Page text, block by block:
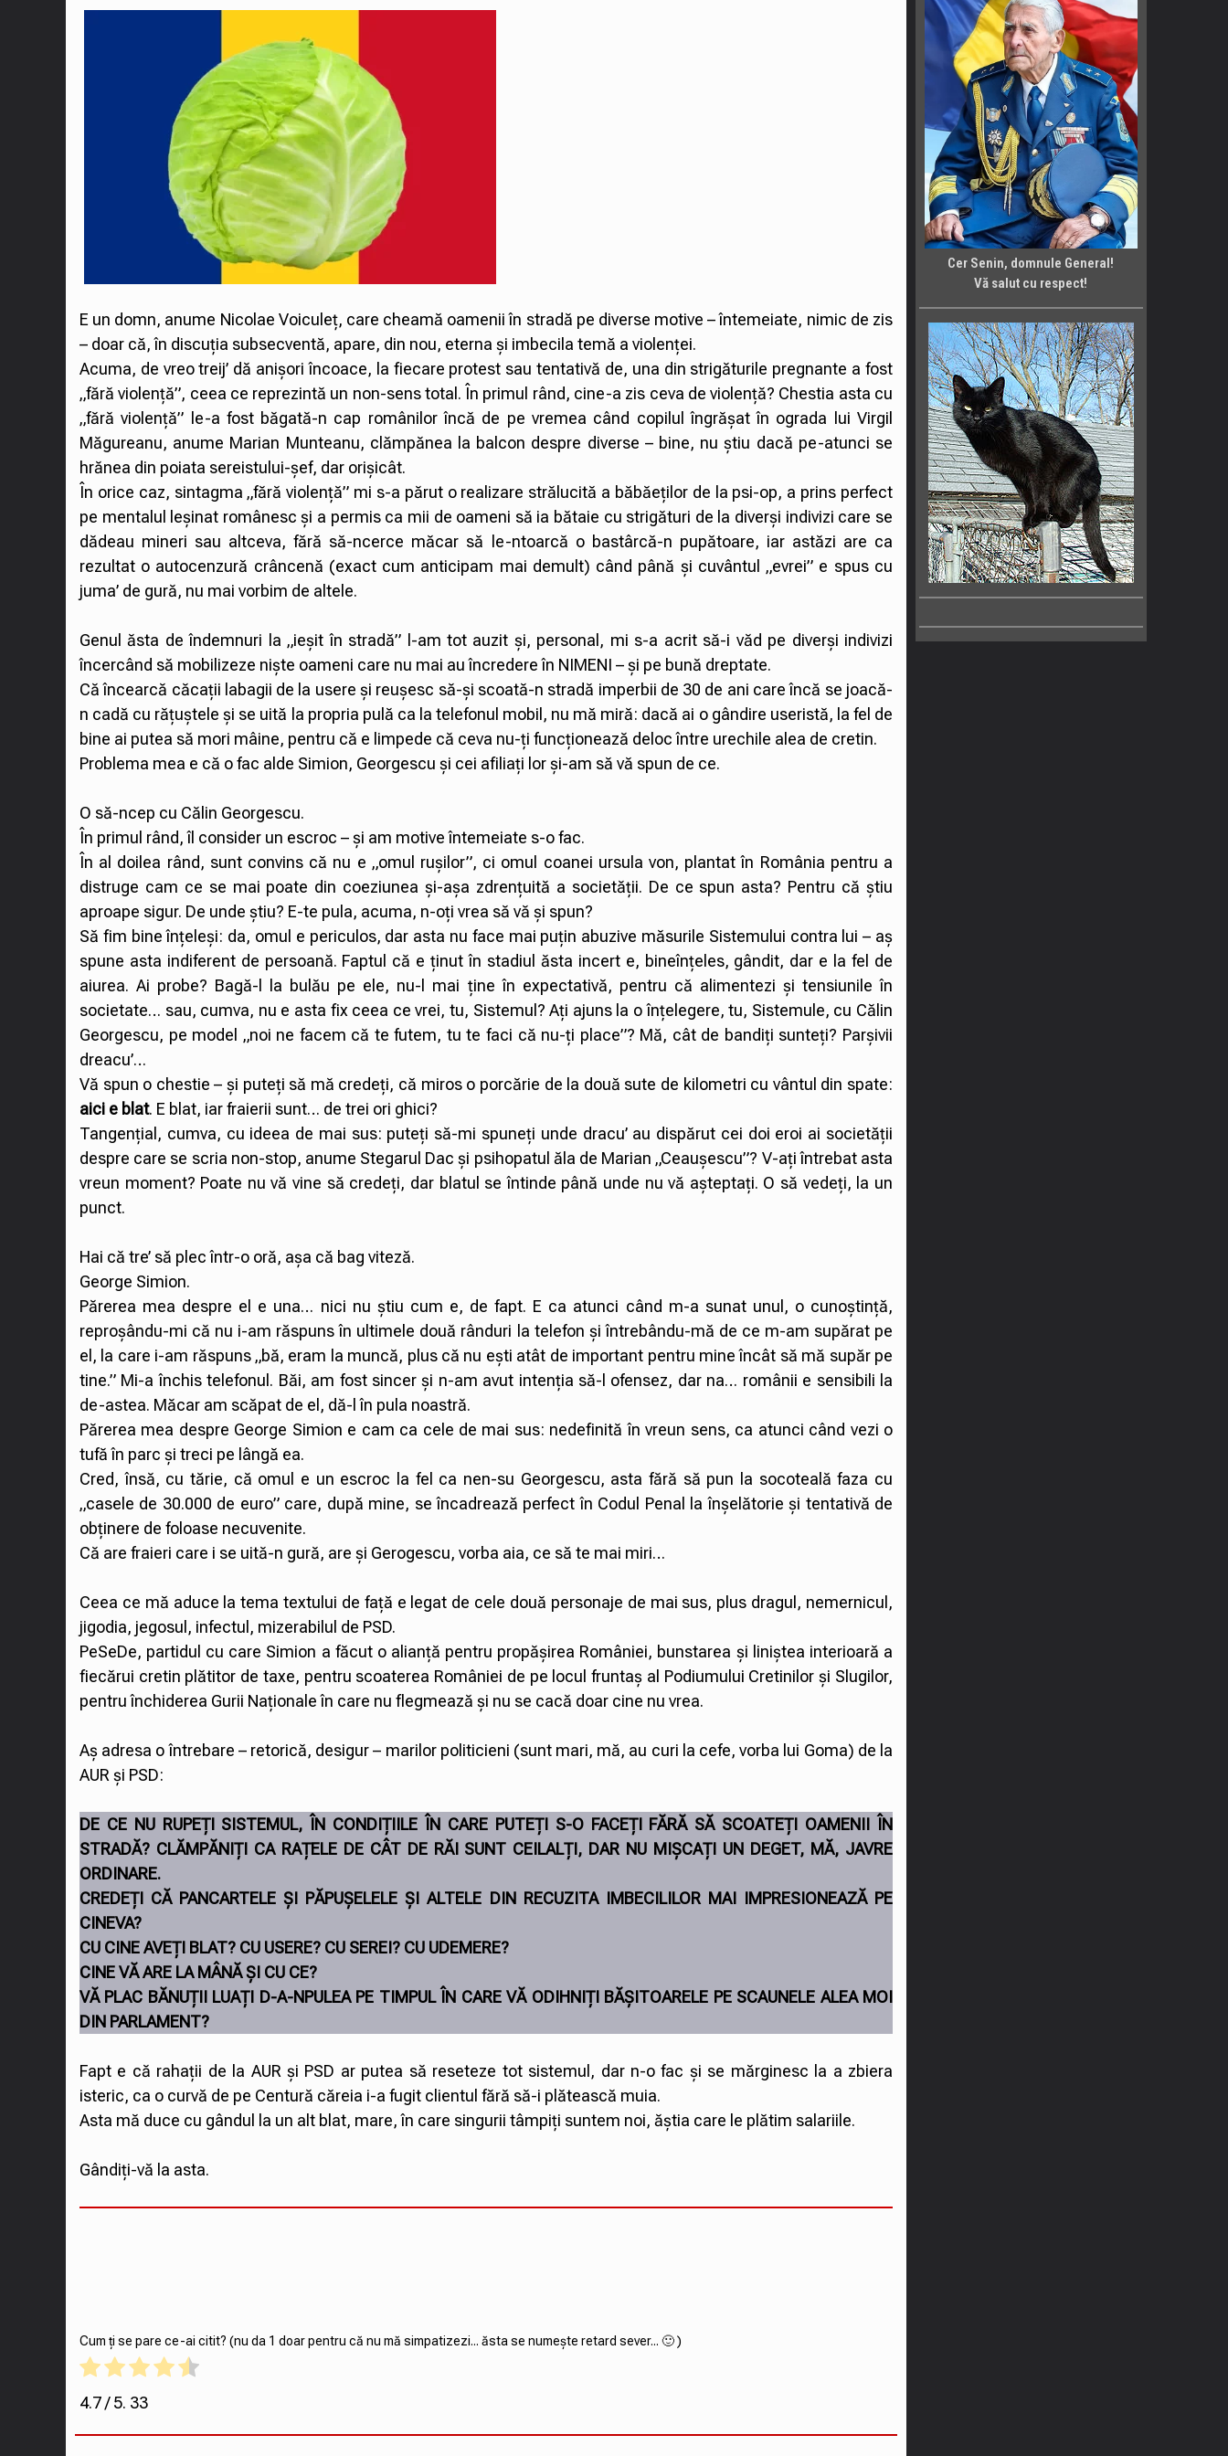
E un domn, anume Nicolae Voiculeț, care cheamă oamenii în stradă pe diverse motive – întemeiate, nimic de zis
– doar că, în discuția subsecventă, apare, din nou, eterna și imbecila temă a violenței.
Acuma, de vreo treij’ dă anișori încoace, la fiecare protest sau tentativă de, una din strigăturile pregnante a fost
„fără violență”, ceea ce reprezintă un non-sens total. În primul rând, cine-a zis ceva de violență? Chestia asta cu
„fără violență” le-a fost băgată-n cap românilor încă de pe vremea când copilul îngrășat în ograda lui Virgil
Măgureanu, anume Marian Munteanu, clămpănea la balcon despre diverse – bine, nu știu dacă pe-atunci se
hrănea din poiata sereistului-șef, dar orișicât.
În orice caz, sintagma „fără violență” mi s-a părut o realizare strălucită a băbăeților de la psi-op, a prins perfect
pe mentalul leșinat românesc și a permis ca mii de oameni să ia bătaie cu strigături de la diverși indivizi care se
dădeau mineri sau altceva, fără să-ncerce măcar să le-ntoarcă o bastârcă-n pupătoare, iar astăzi are ca
rezultat o autocenzură crâncenă (exact cum anticipam mai demult) când până și cuvântul „evrei” e spus cu
juma’ de gură, nu mai vorbim de altele.
Genul ăsta de îndemnuri la „ieșit în stradă” l-am tot auzit și, personal, mi s-a acrit să-i văd pe diverși indivizi
încercând să mobilizeze niște oameni care nu mai au încredere în NIMENI – și pe bună dreptate.
Că încearcă căcații labagii de la usere și reușesc să-și scoată-n stradă imperbii de 30 de ani care încă se joacă-
n cadă cu rățuștele și se uită la propria pulă ca la telefonul mobil, nu mă miră: dacă ai o gândire useristă, la fel de
bine ai putea să mori mâine, pentru că e limpede că ceva nu-ți funcționează deloc între urechile alea de cretin.
Problema mea e că o fac alde Simion, Georgescu și cei afiliați lor și-am să vă spun de ce.
O să-ncep cu Călin Georgescu.
În primul rând, îl consider un escroc – și am motive întemeiate s-o fac.
În al doilea rând, sunt convins că nu e „omul rușilor”, ci omul coanei ursula von, plantat în România pentru a
distruge cam ce se mai poate din coeziunea și-așa zdrențuită a societății. De ce spun asta? Pentru că știu
aproape sigur. De unde știu? E-te pula, acuma, n-oți vrea să vă și spun?
Să fim bine înțeleși: da, omul e periculos, dar asta nu face mai puțin abuzive măsurile Sistemului contra lui – aș
spune asta indiferent de persoană. Faptul că e ținut în stadiul ăsta incert e, bineînțeles, gândit, dar e la fel de
aiurea. Ai probe? Bagă-l la bulău pe ele, nu-l mai ține în expectativă, pentru că alimentezi și tensiunile în
societate… sau, cumva, nu e asta fix ceea ce vrei, tu, Sistemul? Ați ajuns la o înțelegere, tu, Sistemule, cu Călin
Georgescu, pe model „noi ne facem că te futem, tu te faci că nu-ți place”? Mă, cât de bandiți sunteți? Parșivii
dreacu’…
Vă spun o chestie – și puteți să mă credeți, că miros o porcărie de la două sute de kilometri cu vântul din spate:
aici e blat. E blat, iar fraierii sunt… de trei ori ghici?
Tangențial, cumva, cu ideea de mai sus: puteți să-mi spuneți unde dracu’ au dispărut cei doi eroi ai societății
despre care se scria non-stop, anume Stegarul Dac și psihopatul ăla de Marian „Ceaușescu”? V-ați întrebat asta
vreun moment? Poate nu vă vine să credeți, dar blatul se întinde până unde nu vă așteptați. O să vedeți, la un
punct.
Hai că tre’ să plec într-o oră, așa că bag viteză.
George Simion.
Părerea mea despre el e una… nici nu știu cum e, de fapt. E ca atunci când m-a sunat unul, o cunoștință,
reproșându-mi că nu i-am răspuns în ultimele două rânduri la telefon și întrebându-mă de ce m-am supărat pe
el, la care i-am răspuns „bă, eram la muncă, plus că nu ești atât de important pentru mine încât să mă supăr pe
tine.” Mi-a închis telefonul. Băi, am fost sincer și n-am avut intenția să-l ofensez, dar na… românii e sensibili la
de-astea. Măcar am scăpat de el, dă-l în pula noastră.
Părerea mea despre George Simion e cam ca cele de mai sus: nedefinită în vreun sens, ca atunci când vezi o
tufă în parc și treci pe lângă ea.
Cred, însă, cu tărie, că omul e un escroc la fel ca nen-su Georgescu, asta fără să pun la socoteală faza cu
„casele de 30.000 de euro” care, după mine, se încadrează perfect în Codul Penal la înșelătorie și tentativă de
obținere de foloase necuvenite.
Că are fraieri care i se uită-n gură, are și Gerogescu, vorba aia, ce să te mai miri…
Ceea ce mă aduce la tema textului de față e legat de cele două personaje de mai sus, plus dragul, nemernicul,
jigodia, jegosul, infectul, mizerabilul de PSD.
PeSeDe, partidul cu care Simion a făcut o alianță pentru propășirea României, bunstarea și liniștea interioară a
fiecărui cretin plătitor de taxe, pentru scoaterea României de pe locul fruntaș al Podiumului Cretinilor și Slugilor,
pentru închiderea Gurii Naționale în care nu flegmează și nu se cacă doar cine nu vrea.
Aș adresa o întrebare – retorică, desigur – marilor politicieni (sunt mari, mă, au curi la cefe, vorba lui Goma) de la
AUR și PSD:
DE CE NU RUPEȚI SISTEMUL, ÎN CONDIȚIILE ÎN CARE PUTEȚI S-O FACEȚI FĂRĂ SĂ SCOATEȚI OAMENII ÎN
STRADĂ? CLĂMPĂNIȚI CA RAȚELE DE CÂT DE RĂI SUNT CEILALȚI, DAR NU MIȘCAȚI UN DEGET, MĂ, JAVRE
ORDINARE.
CREDEȚI CĂ PANCARTELE ȘI PĂPUȘELELE ȘI ALTELE DIN RECUZITA IMBECILILOR MAI IMPRESIONEAZĂ PE
CINEVA?
CU CINE AVEȚI BLAT? CU USERE? CU SEREI? CU UDEMERE?
CINE VĂ ARE LA MÂNĂ ȘI CU CE?
VĂ PLAC BĂNUȚII LUAȚI D-A-NPULEA PE TIMPUL ÎN CARE VĂ ODIHNIȚI BĂȘITOARELE PE SCAUNELE ALEA MOI
DIN PARLAMENT?
Fapt e că rahații de la AUR și PSD ar putea să reseteze tot sistemul, dar n-o fac și se mărginesc la a zbiera
isteric, ca o curvă de pe Centură căreia i-a fugit clientul fără să-i plătească muia.
Asta mă duce cu gândul la un alt blat, mare, în care singurii tâmpiți suntem noi, ăștia care le plătim salariile.
Gândiți-vă la asta.
Cum ți se pare ce-ai citit? (nu da 1 doar pentru că nu mă simpatizezi... ăsta se numește retard sever... 🙂 )
4.7/ 5. 33
Cer Senin, domnule General!
Vă salut cu respect!